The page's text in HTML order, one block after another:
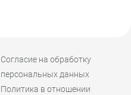
Согласие на обработку
персональных данных
Политика в отношении